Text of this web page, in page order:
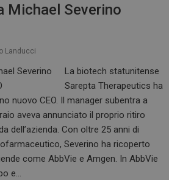
Michael Severino
Landucci
La biotech statunitense
Sarepta Therapeutics ha
nuovo CEO. Il manager subentra a
aveva annunciato il proprio ritiro
dell’azienda. Con oltre 25 anni di
Severino ha ricoperto
come AbbVie e Amgen. In AbbVie
e…